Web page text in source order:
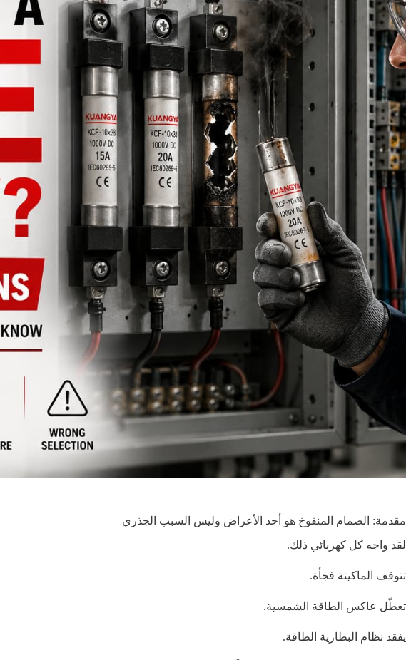
مقدمة: الصمام المنفوخ هو أحد الأعراض وليس السبب الجذري
لقد واجه كل كهربائي ذلك.
تتوقف الماكينة فجأة.
تعطّل عاكس الطاقة الشمسية.
يفقد نظام البطارية الطاقة.